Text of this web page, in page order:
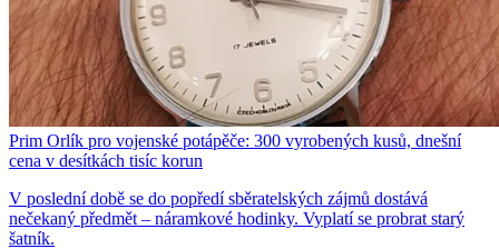
Prim Orlík pro vojenské potápěče: 300 vyrobených kusů, dnešní
cena v desítkách tisíc korun
V poslední době se do popředí sběratelských zájmů dostává
nečekaný předmět – náramkové hodinky. Vyplatí se probrat starý
šatník.